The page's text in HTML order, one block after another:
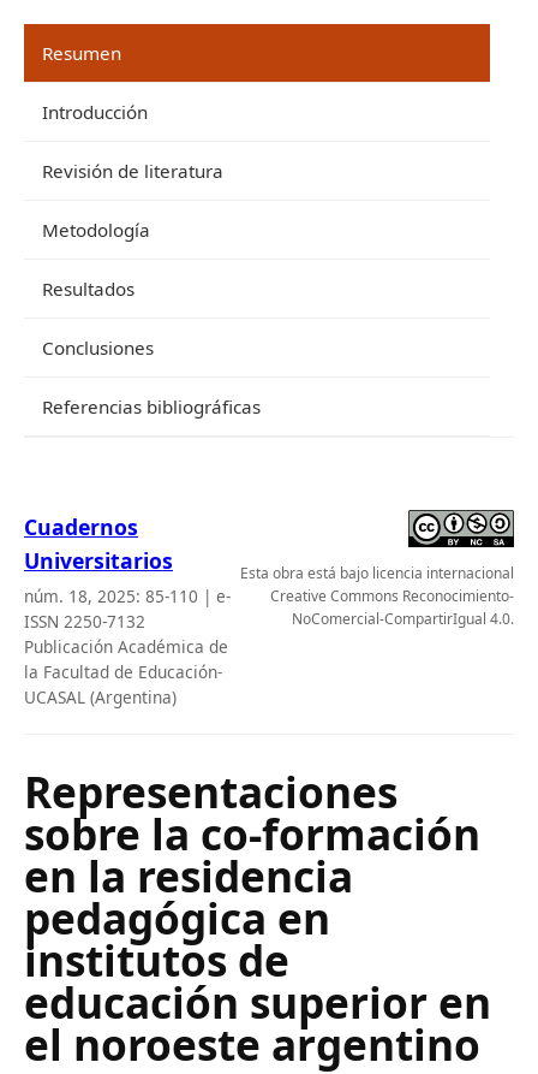
Resumen
Introducción
Revisión de literatura
Metodología
Resultados
Conclusiones
Referencias bibliográficas
Cuadernos
Universitarios
núm. 18, 2025: 85-110 | e-
ISSN 2250-7132
Publicación Académica de
la Facultad de Educación-
UCASAL (Argentina)
Esta obra está bajo licencia internacional
Creative Commons Reconocimiento-
NoComercial-CompartirIgual 4.0.
Representaciones
sobre la co-formación
en la residencia
pedagógica en
institutos de
educación superior en
el noroeste argentino